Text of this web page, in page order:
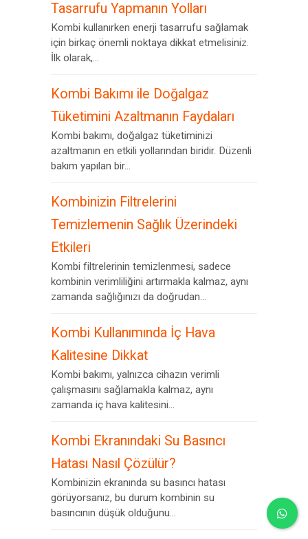
Tasarrufu Yapmanın Yolları
Kombi kullanırken enerji tasarrufu sağlamak
için birkaç önemli noktaya dikkat etmelisiniz.
İlk olarak,...
Kombi Bakımı ile Doğalgaz
Tüketimini Azaltmanın Faydaları
Kombi bakımı, doğalgaz tüketiminizi
azaltmanın en etkili yollarından biridir. Düzenli
bakım yapılan bir...
Kombinizin Filtrelerini
Temizlemenin Sağlık Üzerindeki
Etkileri
Kombi filtrelerinin temizlenmesi, sadece
kombinin verimliliğini artırmakla kalmaz, aynı
zamanda sağlığınızı da doğrudan...
Kombi Kullanımında İç Hava
Kalitesine Dikkat
Kombi bakımı, yalnızca cihazın verimli
çalışmasını sağlamakla kalmaz, aynı
zamanda iç hava kalitesini...
Kombi Ekranındaki Su Basıncı
Hatası Nasıl Çözülür?
Kombinizin ekranında su basıncı hatası
görüyorsanız, bu durum kombinin su
basıncının düşük olduğunu...